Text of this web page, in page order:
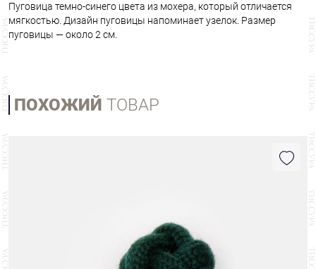
Пуговица темно-синего цвета из мохера, который отличается
мягкостью. Дизайн пуговицы напоминает узелок. Размер
пуговицы — около 2 см.
ПОХОЖИЙ ТОВАР